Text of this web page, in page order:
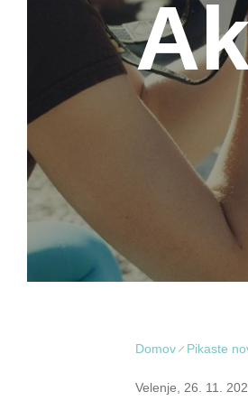
Domov Pikaste
Velenje, 26. 11.